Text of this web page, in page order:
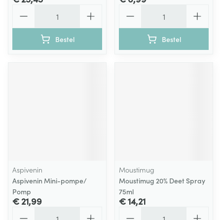
Bestel Bestel
Aspivenin
Aspivenin Mini-pompe/
Pomp
€ 21,99
Moustimug
Moustimug 20% Deet Spray
75ml
€ 14,21